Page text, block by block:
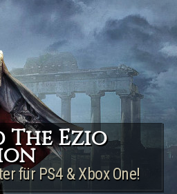
The Ezio
für PS4 & Xbox One!